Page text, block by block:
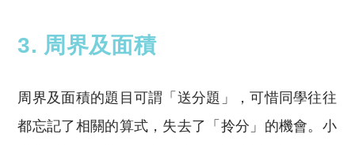
3. 周界及面積
周界及面積的題目可謂「送分題」，可惜同學往往
都忘記了相關的算式，失去了「拎分」的機會。小